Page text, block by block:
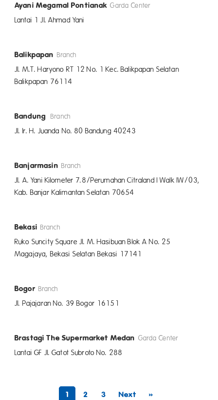
Ayani Megamal Pontianak Garda Center
Lantai 1 Jl. Ahmad Yani
Balikpapan Branch
Jl. M.T. Haryono RT 12 No. 1 Kec. Balikpapan Selatan
Balikpapan 76114
Bandung Branch
Jl. Ir. H. Juanda No. 80 Bandung 40243
Banjarmasin Branch
Jl. A. Yani Kilometer 7.8/Perumahan Citraland I Walk IW/03,
Kab. Banjar Kalimantan Selatan 70654
Bekasi Branch
Ruko Suncity Square Jl. M. Hasibuan Blok A No. 25
Magajaya, Bekasi Selatan Bekasi 17141
Bogor Branch
Jl. Pajajaran No. 39 Bogor 16151
Brastagi The Supermarket Medan Garda Center
Lantai GF Jl. Gatot Subroto No. 288
1 2 3 Next »